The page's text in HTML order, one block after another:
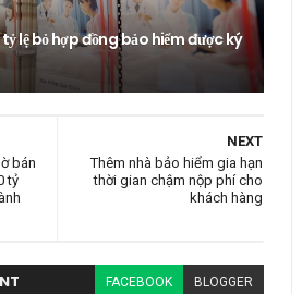
lệ bỏ hợp đồng bảo hiểm được ký
NEXT
Thêm nhà bảo hiểm gia hạn
thời gian chậm nộp phí cho
khách hàng
bán
tỷ
FACEBOOK BLOGGER